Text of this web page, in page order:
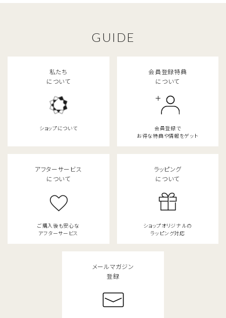
GUIDE
私たち
について
ショップについて
会員登録特典
について
会員登録で
お得な特典や情報をゲット
アフターサービス
について
ご購入後も安心な
アフターサービス
ラッピング
について
ショップオリジナルの
ラッピング対応
メールマガジン
登録